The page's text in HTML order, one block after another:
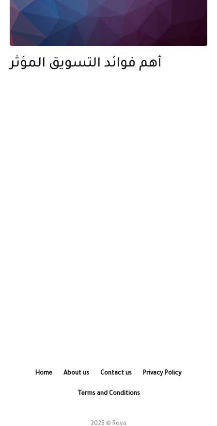
أهم فوائد التسويق المؤثر
Home About us Contact us Privacy Policy
Terms and Conditions
2026 © Roya